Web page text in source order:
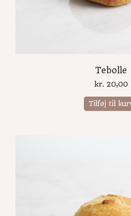
Tebolle
kr. 20,00
Tilføj til